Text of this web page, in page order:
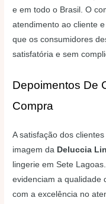
e em todo o Brasil. O
atendimento ao cliente
que os consumidores
satisfatória e sem
Depoimentos De
Compra
A satisfação dos
imagem da Deluccia
lingerie em Sete
evidenciam a qualidade
com a excelência no